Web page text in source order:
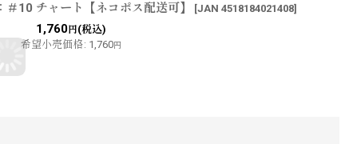
10 チャート【ネコポス配送可】 [JAN 4518184021408]
1,760円(税込)
希望小売価格: 1,760円